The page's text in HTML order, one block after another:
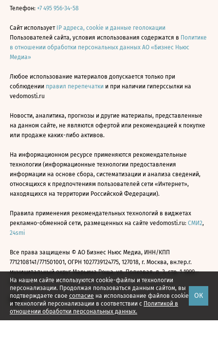
На нашем сайте используются cookie-файлы и технологии
персонализации. Продолжая пользоваться данным сайтом, вы
подтверждаете свое согласие на использование файлов cookie
и технологий персонализации в соответствии с Политикой в
отношении обработки персональных данных.
ОК
Телефон: +7 495 956-34-58
Сайт использует IP адреса, cookie и данные геолокации
Пользователей сайта, условия использования содержатся в Политике
в отношении обработки персональных данных АО «Бизнес Ньюс
Медиа»
Любое использование материалов допускается только при
соблюдении правил перепечатки и при наличии гиперссылки на
vedomosti.ru
Новости, аналитика, прогнозы и другие материалы, представленные
на данном сайте, не являются офертой или рекомендацией к покупке
или продаже каких-либо активов.
На информационном ресурсе применяются рекомендательные
технологии (информационные технологии предоставления
информации на основе сбора, систематизации и анализа сведений,
относящихся к предпочтениям пользователей сети «Интернет»,
находящихся на территории Российской Федерации).
Правила применения рекомендательных технологий в виджетах
рекламно-обменной сети, размещенных на сайте vedomosti.ru: СМИ2,
24smi
Все права защищены © АО Бизнес Ньюс Медиа, ИНН/КПП
7712108141/771501001, ОГРН 1027739124775, 127018, г. Москва, вн.тер.г.
муниципальный округ Марьина Роща, ул. Полковая, д. 3, стр. 1 1999—
2026